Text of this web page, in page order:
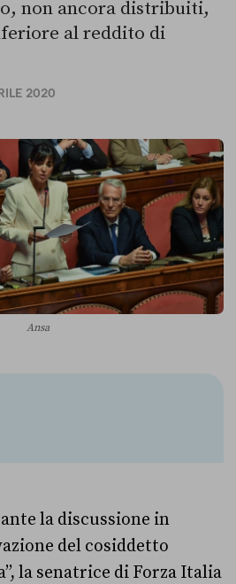
non ancora distribuiti,
al reddito di
2020
Ansa
la discussione in
del cosiddetto
la senatrice di Forza Italia